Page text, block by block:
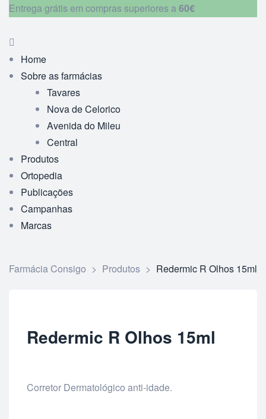
Entrega grátis em compras superiores a60€
Home
Sobre as farmácias
Tavares
Nova de Celorico
Avenida do Mileu
Central
Produtos
Ortopedia
Publicações
Campanhas
Marcas
Farmácia Consigo > Produtos > Redermic R Olhos 15ml
Redermic R Olhos 15ml
Corretor Dermatológico anti-idade.